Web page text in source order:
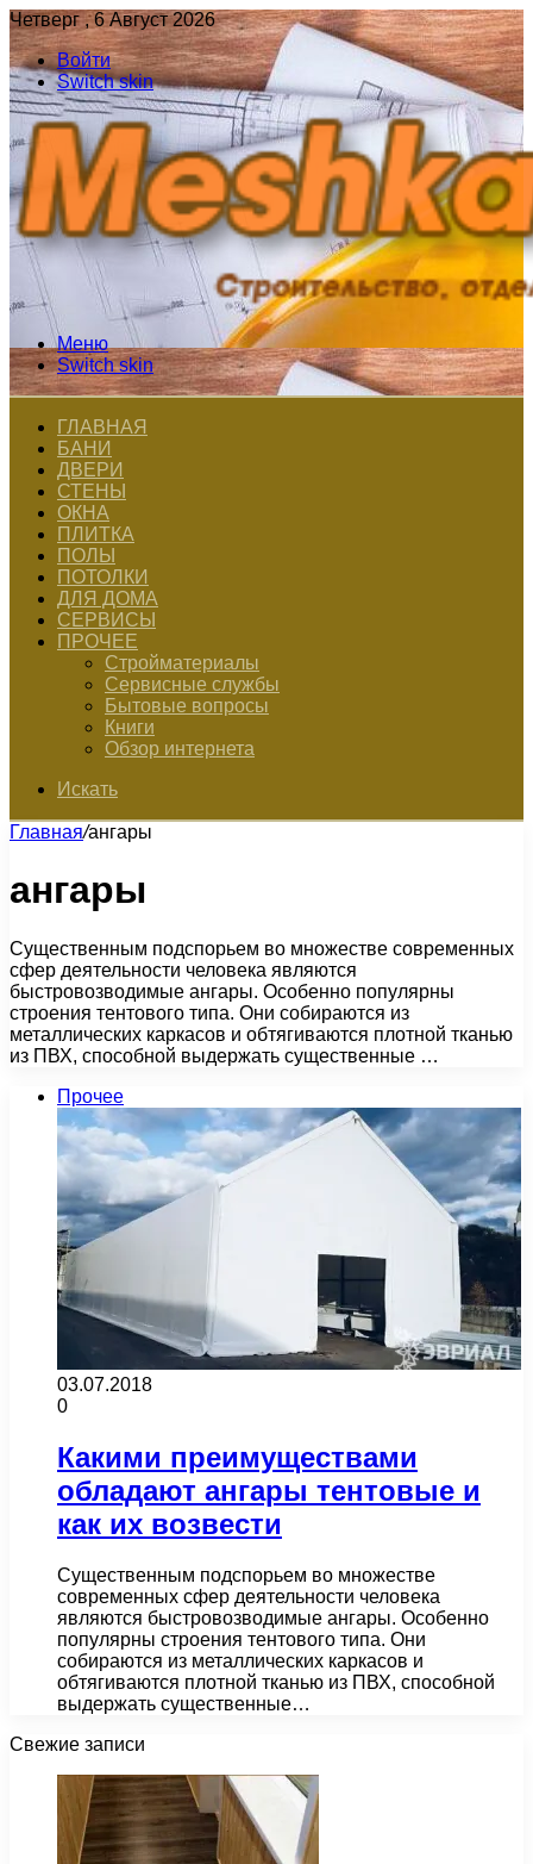
Четверг , 6 Август 2026
Войти
Switch skin
Меню
Switch skin
ГЛАВНАЯ
БАНИ
ДВЕРИ
СТЕНЫ
ОКНА
ПЛИТКА
ПОЛЫ
ПОТОЛКИ
ДЛЯ ДОМА
СЕРВИСЫ
ПРОЧЕЕ
Стройматериалы
Сервисные службы
Бытовые вопросы
Книги
Обзор интернета
Искать
Главная/ангары
ангары
Существенным подспорьем во множестве современных
сфер деятельности человека являются
быстровозводимые ангары. Особенно популярны
строения тентового типа. Они собираются из
металлических каркасов и обтягиваются плотной тканью
из ПВХ, способной выдержать существенные …
Прочее
03.07.2018
0
Какими преимуществами
обладают ангары тентовые и
как их возвести
Существенным подспорьем во множестве
современных сфер деятельности человека
являются быстровозводимые ангары. Особенно
популярны строения тентового типа. Они
собираются из металлических каркасов и
обтягиваются плотной тканью из ПВХ, способной
выдержать существенные…
Свежие записи